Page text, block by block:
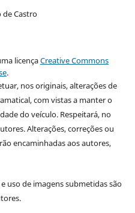
de Castro
licençaCreative Commons
.
nos originais, alterações de
com vistas a manter o
do veículo. Respeitará, no
Alterações, correções ou
encaminhadas aos autores,
uso de imagens submetidas são